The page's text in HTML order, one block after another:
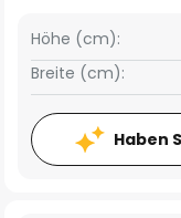
Breite (cm):
Höhe (cm):
Haben